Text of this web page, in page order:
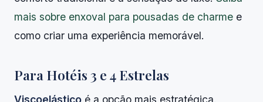
mais sobre enxoval para pousadas de charme e
como criar uma experiência memorável.
Para Hotéis 3 e 4 Estrelas
Viscoelástico é a opção mais estratégica.